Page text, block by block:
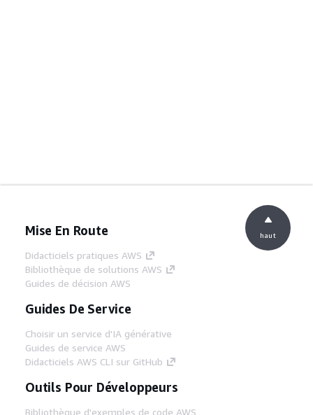
Mise En Route
Didacticiels pratiques AWS
Bibliothèque de solutions AWS
Guides de décision AWS
Guides De Service
Choisir un service d'IA générative
Guides de service AWS
Didacticiels AWS CLI sur GitHub
Outils Pour Développeurs
Bibliothèque d'exemples de code AWS
haut